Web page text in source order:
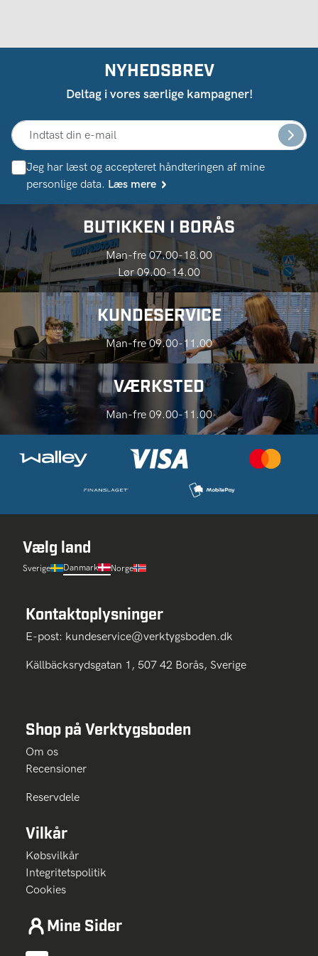
NYHEDSBREV
Deltag i vores særlige kampagner!
Jeg har læst og accepteret håndteringen af ​​mine
personlige data. Læs mere
BUTIKKEN I BORÅS
Man-fre 07.00-18.00
Lør 09.00-14.00
KUNDESERVICE
Man-fre 09.00-11.00
VÆRKSTED
Man-fre 09.00-11.00
Vælg land
Sverige Danmark Norge
Kontaktoplysninger
E-post: kundeservice@verktygsboden.dk
Källbäcksrydsgatan 1, 507 42 Borås, Sverige
Shop på Verktygsboden
Om os
Recensioner
Reservdele
Vilkår
Købsvilkår
Integritetspolitik
Cookies
Mine Sider